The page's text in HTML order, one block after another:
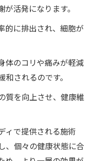
活発になります。
的に排出され、細胞が
体のコリや痛みが軽減
されるのです。
質を向上させ、健康維
ィで提供される施術
、個々の健康状態に合